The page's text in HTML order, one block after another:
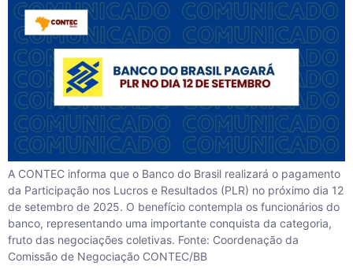
A CONTEC informa que o Banco do Brasil realizará o pagamento
da Participação nos Lucros e Resultados (PLR) no próximo dia 12
de setembro de 2025. O benefício contempla os funcionários do
banco, representando uma importante conquista da categoria,
fruto das negociações coletivas. Fonte: Coordenação da
Comissão de Negociação CONTEC/BB